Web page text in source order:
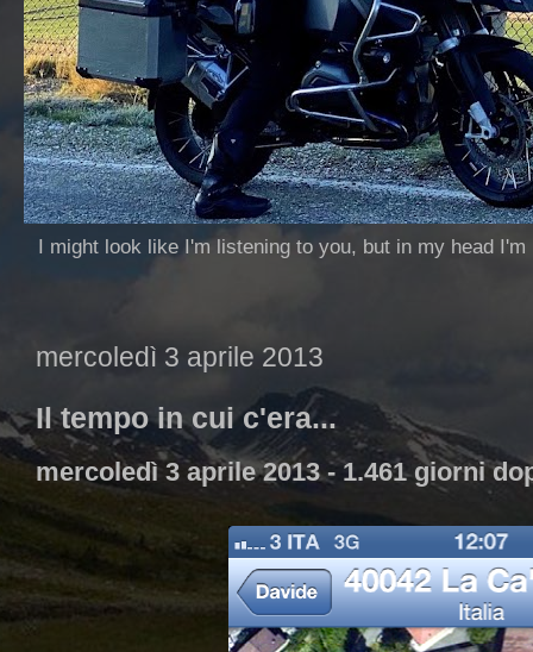
I might look like I'm listening to you, but in my head
mercoledì 3 aprile 2013
Il tempo in cui c'era...
mercoledì 3 aprile 2013 - 1.461 giorni